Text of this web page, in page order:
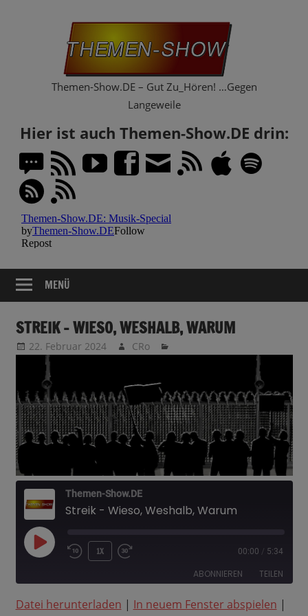
Themen-Show.DE – Gut Zu_Hören! …Gegen
Langeweile
Hier ist auch Themen-Show.DE drin:
MENÜ
STREIK – WIESO, WESHALB, WARUM
22. Februar 2024 CRo
Themen-Show.DE
Streik - Wieso, Weshalb, Warum
PLAY
1X 00:00 / 5:34
ABONNIEREN TEILEN
Amazon Apple Podcasts
TEILEN
Datei herunterladen | In neuem Fenster abspielen |